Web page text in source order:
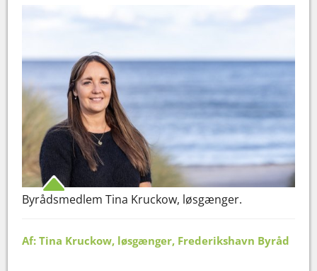
Byrådsmedlem Tina Kruckow, løsgænger.
Af: Tina Kruckow, løsgænger, Frederikshavn Byråd